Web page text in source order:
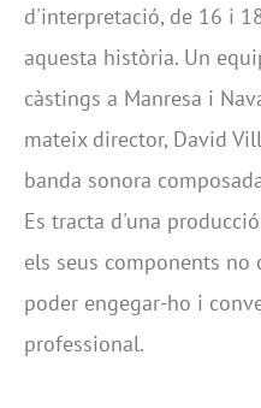
d'interpretació, de 16 i
aquesta història. Un
càstings a Manresa i
mateix director, David
banda sonora
Es tracta d'una
els seus components no
poder engegar-ho i
professional.